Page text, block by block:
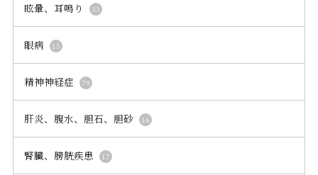
眩暈、耳鳴り 33
眼病 15
精神神経症 79
肝炎、腹水、胆石、胆砂 16
腎臓、膀胱疾患 17